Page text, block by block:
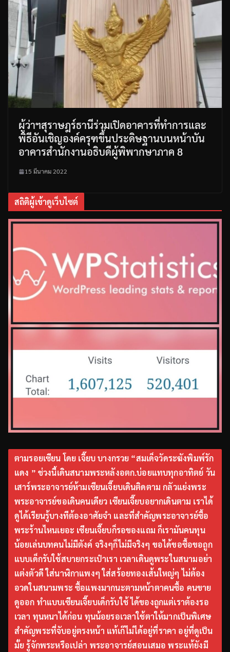
ผู้ว่าฯสุราษฎร์ธานีร่วมเปิดอาคารที่ทำการและ
พิธีอันเชิญองค์ครุฑขึ้นประดิษฐานบนหน้าบัน
อาคารสำนักงานอธิบดีผู้พิพากษาภาค 8
15 มีนาคม 2022
สถิติผู้เข้าดูเว็บไซต์
ตามรอยเซียน โดย เจี๊ยบ บางกรวย “สมเด็จวัดระฆังพิมพ์รัก
แดง ” ช่วงนี้เดินสนามพระหลังอตก.บ่อยแทบทุกอาทิตย์ วัน
เสาร์พระอาจารย์ห้ามเซียนเจี๊ยบเดินติดตาม กลัวแย่งพระ
พระอาจารย์ขอเดินคนเดียว เซียนเจี๊ยบอยากเดินตาม เราได้
ดูได้เรียนรู้บางทีต้องอาศัยจำ และที่สำคัญพระอาจารย์ซื้อ
พระร้านไหนเยอะ เซียนเจี๊ยบก็รอของแถม ก็เรามันคนทุน
น้อยเล่นบทคนไม่มีตังค์ จริงๆก็ไม่มีจริงๆ ขอได้ขอซื้อขอถูก
แบบเด็กรับใช้สบายกระเป๋าเรา เวลาเดินดูพระในสนามอย่า
แต่งตัวดี ใส่นาฬิกาแพงๆ ใส่สร้อยทองเส้นใหญ่ๆ ไม่ต้อง
อวดในสนามพระ ซื้อแพงมากนะตามหน้าตาคนซื้อ คนขาย
ดูออก ทำแบบเซียนเจี๊ยบเด็กรับใช้ ได้ของถูกแต่เราต้องรอ
เวลา ทุนหนาได้ก่อน ทุนน้อยรอเวลาใช้ตาให้มากเป็นพิเศษ
สำคัญพระที่จับอยู่ตรงหน้า แท้เก๊ไม่ได้อยู่ที่ราคา อยู่ที่ดูเป็น
มั้ย รู้จักพระหรือเปล่า พระอาจารย์สอนเสมอ พระแท้ยังมี